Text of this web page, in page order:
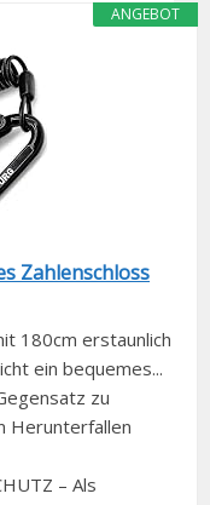
ANGEBOT
Zahlenschloss
180cm erstaunlich
ein bequemes...
zu
Herunterfallen
– Als